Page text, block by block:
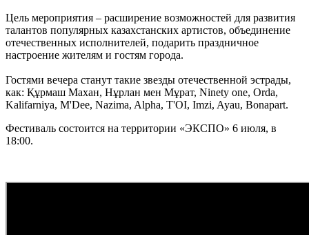
Цель мероприятия – расширение возможностей для развития
талантов популярных казахстанских артистов, объединение
отечественных исполнителей, подарить праздничное
настроение жителям и гостям города.
Гостями вечера станут такие звезды отечественной эстрады,
как: Құрмаш Махан, Нұрлан мен Мұрат, Ninety one, Orda,
Kalifarniya, M'Dee, Nazima, Alpha, T'OI, Imzi, Ayau, Bonapart.
Фестиваль состоится на территории «ЭКСПО» 6 июля, в
18:00.